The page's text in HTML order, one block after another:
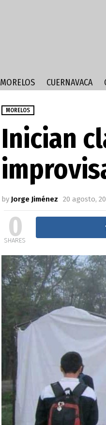
MORELOS CUERNAVACA
MORELOS
Inician
by Jorge Jiménez 20 agosto,
0
SHARES